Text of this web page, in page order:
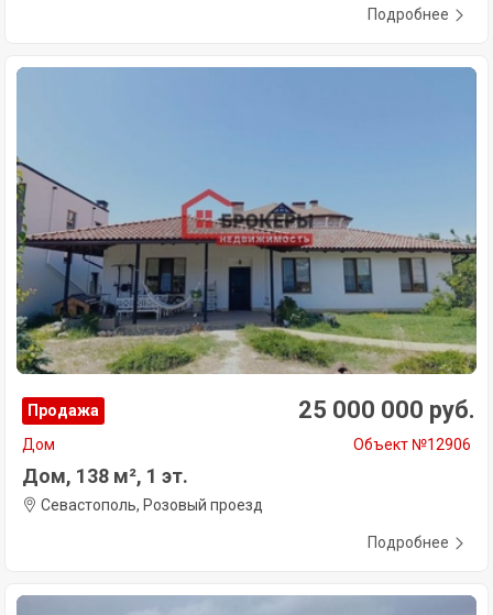
Подробнее
Продажа 25 000 000 руб.
Дом Объект №12906
Дом, 138 м², 1 эт.
Севастополь, Розовый проезд
Подробнее